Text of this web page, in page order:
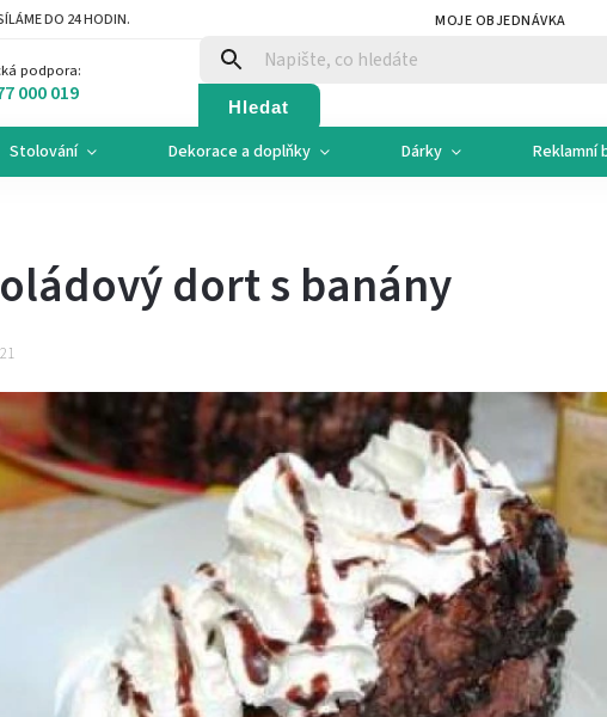
DO 24 HODIN. MOJE OBJEDNÁVKA
podpora:
000 019 Hledat
Stolování Dekorace a doplňky Dárky Reklamní
dort s banány